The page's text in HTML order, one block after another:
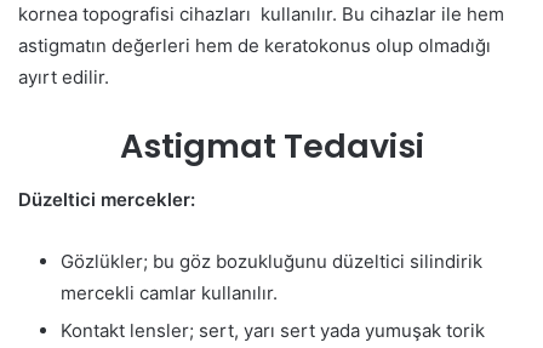
kornea topografisi cihazları kullanılır. Bu cihazlar ile hem
astigmatın değerleri hem de keratokonus olup olmadığı
ayırt edilir.
Astigmat Tedavisi
Düzeltici mercekler:
Gözlükler; bu göz bozukluğunu düzeltici silindirik
mercekli camlar kullanılır.
Kontakt lensler; sert, yarı sert yada yumuşak torik